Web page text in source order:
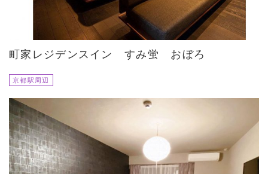
町家レジデンスイン すみ蛍 おぼろ
京都駅周辺